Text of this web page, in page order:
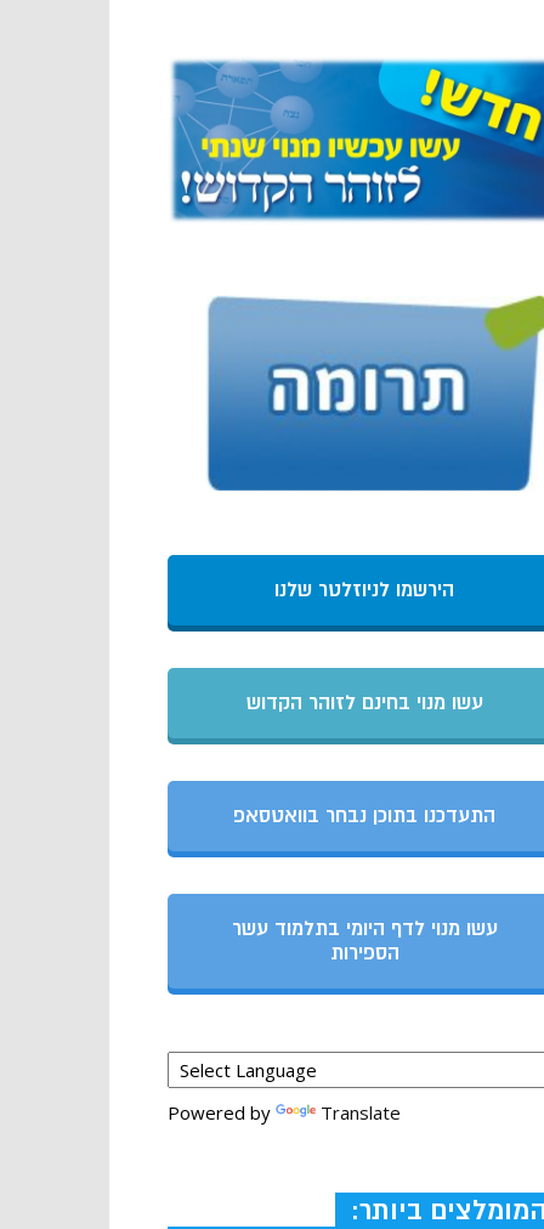
הירשמו לניוזלטר שלנו
עשו מנוי בחינם לזוהר הקדוש
התעדכנו בתוכן נבחר בוואטסאפ
עשו מנוי לדף היומי בתלמוד עשר
הספירות
Powered by Translate
המומלצים ביותר: